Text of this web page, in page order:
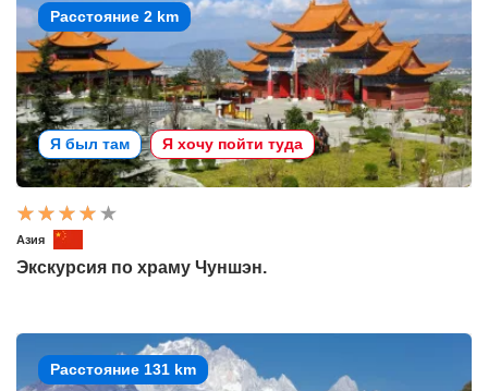
Расстояние 2 km
Я был там Я хочу пойти туда
Азия
Экскурсия по храму Чуншэн.
Расстояние 131 km